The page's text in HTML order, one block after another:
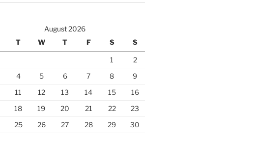
August 2026
T W T F S S
1
2
4 5 6 7 8
9
11 12 13 14 15
16
18 19 20 21 22
23
25 26 27 28 29
30